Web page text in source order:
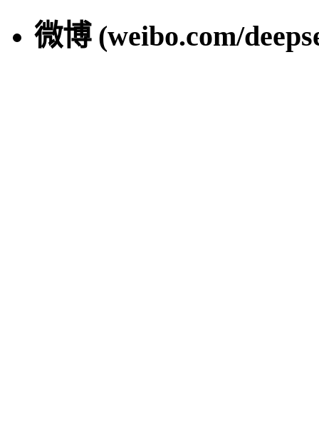
微博 (weibo.com/